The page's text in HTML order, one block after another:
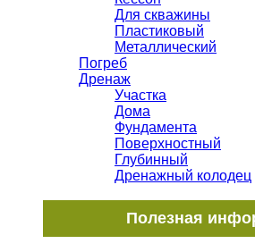
Для скважины
Пластиковый
Металлический
Погреб
Дренаж
Участка
Дома
Фундамента
Поверхностный
Глубинный
Дренажный колодец
Полезная